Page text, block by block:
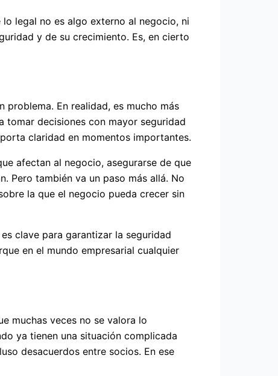
legal no es algo externo al negocio, ni
y de su crecimiento. Es, en cierto
problema. En realidad, es mucho más
tomar decisiones con mayor seguridad
claridad en momentos importantes.
afectan al negocio, asegurarse de que
Pero también va un paso más allá. No
la que el negocio pueda crecer sin
clave para garantizar la seguridad
en el mundo empresarial cualquier
muchas veces no se valora lo
ya tienen una situación complicada
desacuerdos entre socios. En ese